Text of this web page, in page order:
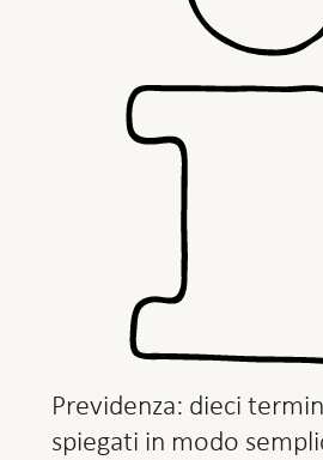
Previdenza: dieci
spiegati in modo